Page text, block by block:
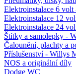
Elektroinstalace 6
Elektroinstalace 12
Elektroinstalace 24
Štítky a samolepky -
Čalounění, plachty a
Příslušenství - Willys
NOS a originální díly
Dodge WC